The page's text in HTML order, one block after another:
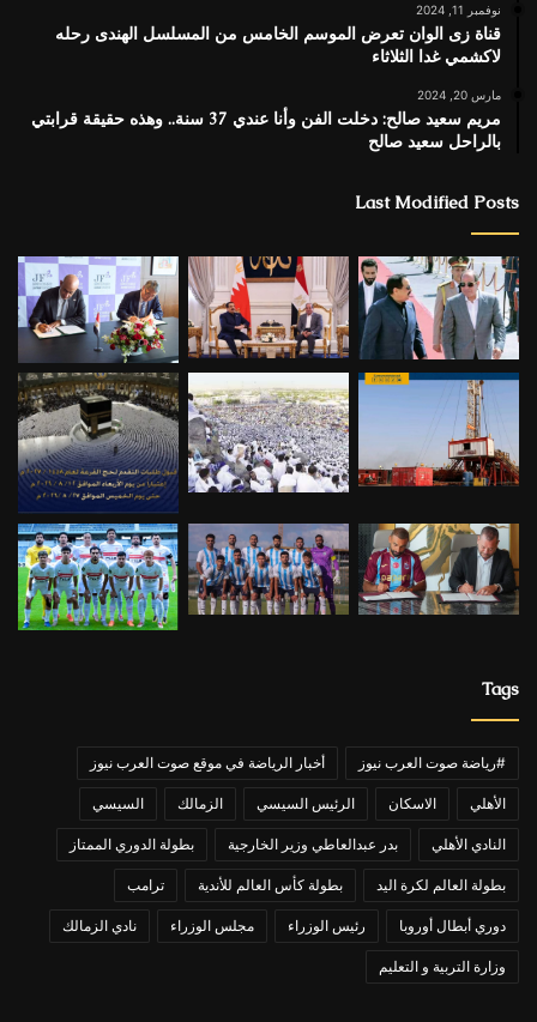
نوفمبر 11, 2024
قناة زى الوان تعرض الموسم الخامس من المسلسل الهندى رحله
لاكشمي غدا الثلاثاء
مارس 20, 2024
مريم سعيد صالح: دخلت الفن وأنا عندي 37 سنة.. وهذه حقيقة قرابتي
بالراحل سعيد صالح
Last Modified Posts
Tags
#رياضة صوت العرب نيوز أخبار الرياضة في موقع صوت العرب نيوز
الأهلي الاسكان الرئيس السيسي الزمالك السيسي
النادي الأهلي بدر عبدالعاطي وزير الخارجية بطولة الدوري الممتاز
بطولة العالم لكرة اليد بطولة كأس العالم للأندية ترامب
دوري أبطال أوروبا رئيس الوزراء مجلس الوزراء نادي الزمالك
وزارة التربية و التعليم